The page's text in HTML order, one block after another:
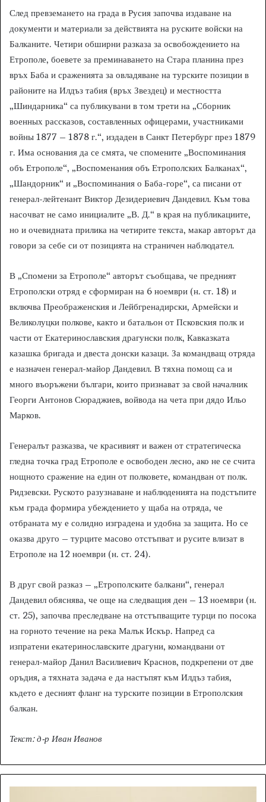
След превземането на града в Русия започва издаване на
документи и материали за действията на руските войски на
Балканите. Четири обширни разказа за освобождението на
Етрополе, боевете за преминаването на Стара планина през
връх Баба и сраженията за овладяване на турските позиции в
районите на Илдъз табия (връх Звездец) и местността
„Шиндарника“ са публикувани в том трети на „Сборник
военных рассказов, составленных офицерами, участниками
войны 1877 – 1878 г.“, издаден в Санкт Петербург през 1879
г. Има основания да се смята, че спомените „Воспоминания
объ Етрополе“, „Воспоменания объ Етрополских Балканах“,
„Шандорник“ и „Воспоминания о Баба-горе“, са писани от
генерал-лейтенант Виктор Дезидериевич Дандевил. Към това
насочват не само инициалите „В. Д.“ в края на публикациите,
но и очевидната прилика на четирите текста, макар авторът да
говори за себе си от позицията на страничен наблюдател.
В „Спомени за Етрополе“ авторът съобщава, че предният
Етрополски отряд е сформиран на 6 ноември (н. ст. 18) и
включва Преображенския и Лейбгренадирски, Армейски и
Великолуцки полкове, както и батальон от Псковския полк и
части от Екатеринославския драгунски полк, Кавказката
казашка бригада и двеста донски казаци. За командващ отряда
е назначен генерал-майор Дандевил. В тяхна помощ са и
много въоръжени българи, които признават за свой началник
Георги Антонов Сюраджиев, войвода на чета при дядо Ильо
Марков.
Генералът разказва, че красивият и важен от стратегическа
гледна точка град Етрополе е освободен лесно, ако не се счита
нощното сражение на един от полковете, командван от полк.
Ридзевски. Руското разузнаване и наблюденията на подстъпите
към града формира убеждението у щаба на отряда, че
отбраната му е солидно изградена и удобна за защита. Но се
оказва друго – турците масово отстъпват и русите влизат в
Етрополе на 12 ноември (н. ст. 24).
В друг свой разказ – „Етрополските балкани“, генерал
Дандевил обяснява, че още на следващия ден – 13 ноември (н.
ст. 25), започва преследване на отстъпващите турци по посока
на горното течение на река Малък Искър. Напред са
изпратени екатеринославските драгуни, командвани от
генерал-майор Данил Василиевич Краснов, подкрепени от две
оръдия, а тяхната задача е да настъпят към Илдъз табия,
където е десният фланг на турските позиции в Етрополския
балкан.
Текст: д-р Иван Иванов